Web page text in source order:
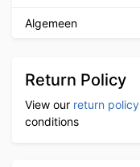
Algemeen
Return Policy
View our return policy
conditions